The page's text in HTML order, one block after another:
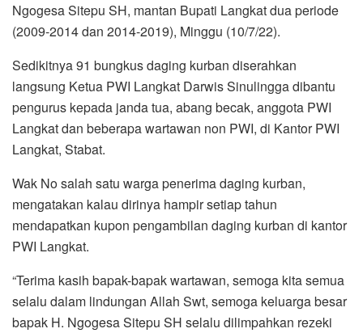
Ngogesa Sitepu SH, mantan Bupati Langkat dua periode
(2009-2014 dan 2014-2019), Minggu (10/7/22).
Sedikitnya 91 bungkus daging kurban diserahkan
langsung Ketua PWI Langkat Darwis Sinulingga dibantu
pengurus kepada janda tua, abang becak, anggota PWI
Langkat dan beberapa wartawan non PWI, di Kantor PWI
Langkat, Stabat.
Wak No salah satu warga penerima daging kurban,
mengatakan kalau dirinya hampir setiap tahun
mendapatkan kupon pengambilan daging kurban di kantor
PWI Langkat.
“Terima kasih bapak-bapak wartawan, semoga kita semua
selalu dalam lindungan Allah Swt, semoga keluarga besar
bapak H. Ngogesa Sitepu SH selalu dilimpahkan rezeki